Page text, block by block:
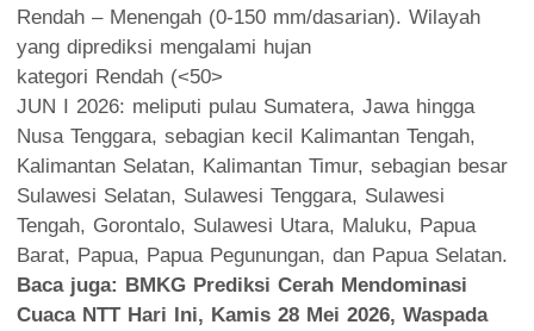
Rendah – Menengah (0-150 mm/dasarian). Wilayah
yang diprediksi mengalami hujan
kategori Rendah (<50>
JUN I 2026: meliputi pulau Sumatera, Jawa hingga
Nusa Tenggara, sebagian kecil Kalimantan Tengah,
Kalimantan Selatan, Kalimantan Timur, sebagian besar
Sulawesi Selatan, Sulawesi Tenggara, Sulawesi
Tengah, Gorontalo, Sulawesi Utara, Maluku, Papua
Barat, Papua, Papua Pegunungan, dan Papua Selatan.
Baca juga: BMKG Prediksi Cerah Mendominasi
Cuaca NTT Hari Ini, Kamis 28 Mei 2026, Waspada